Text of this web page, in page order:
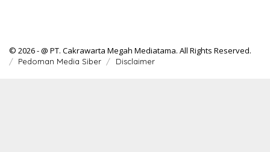
© 2026 - @ PT. Cakrawarta Megah Mediatama. All Rights Reserved.
Pedoman Media Siber Disclaimer